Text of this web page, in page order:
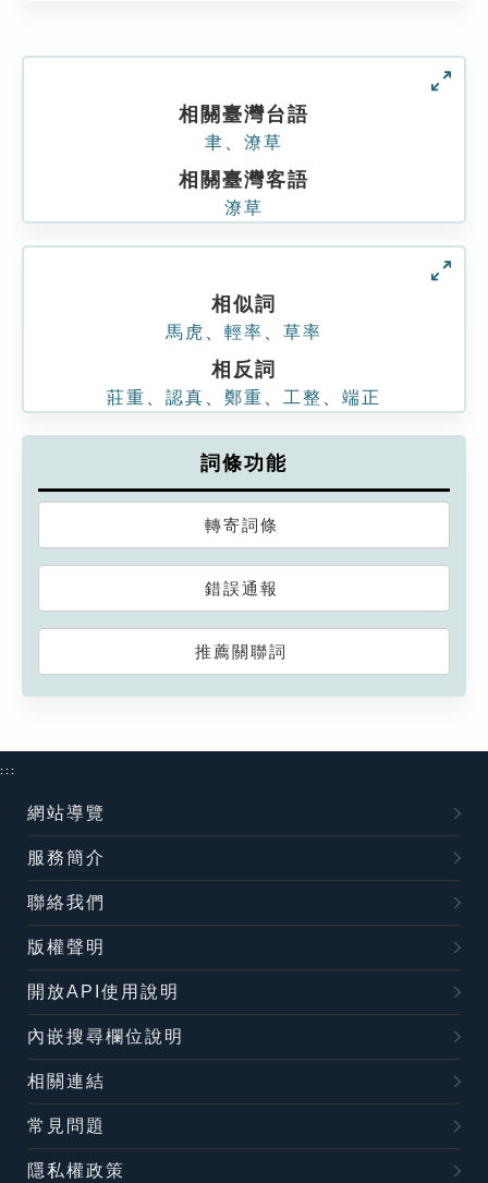
相關臺灣台語
聿 潦草
相關臺灣客語
潦草
相似詞
馬虎 輕率 草率
相反詞
莊重 認真 鄭重 工整 端正
詞條功能
轉寄詞條
錯誤通報
推薦關聯詞
:::
網站導覽
服務簡介
聯絡我們
版權聲明
開放API使用說明
內嵌搜尋欄位說明
相關連結
常見問題
隱私權政策